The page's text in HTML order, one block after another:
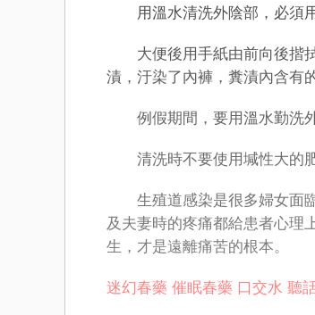
用溫水清洗外陰部，必須用
大便後用手紙由前向後揩拭
漬，汙染了內褲，糞漬內含有
例假期間，要用溫水勤洗外
清洗時不要使用堿性大的肥
生殖道感染是很多婦女面臨
及夫妻時的疼痛都給患者心理
生，才是遠離痛苦的根本。
迷幻春藥 催眠春藥 口交水 聽